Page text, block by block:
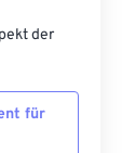
der
für